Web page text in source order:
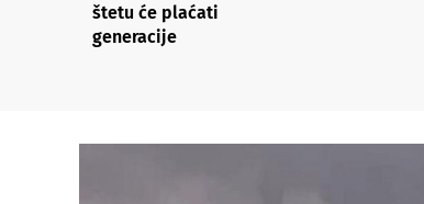
štetu će plaćati
generacije